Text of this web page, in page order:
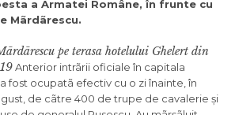
a Armatei Române, în frunte cu
Mãrdãrescu.
pe terasa hotelului Ghelert din
Anterior intrãrii oficiale în capitala
fost ocupatã efectiv cu o zi înainte, în
de cãtre 400 de trupe de cavalerie și